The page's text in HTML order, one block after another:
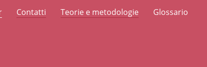
Contatti Teorie e metodologie Glossario